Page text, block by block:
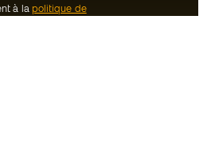
à la politique de